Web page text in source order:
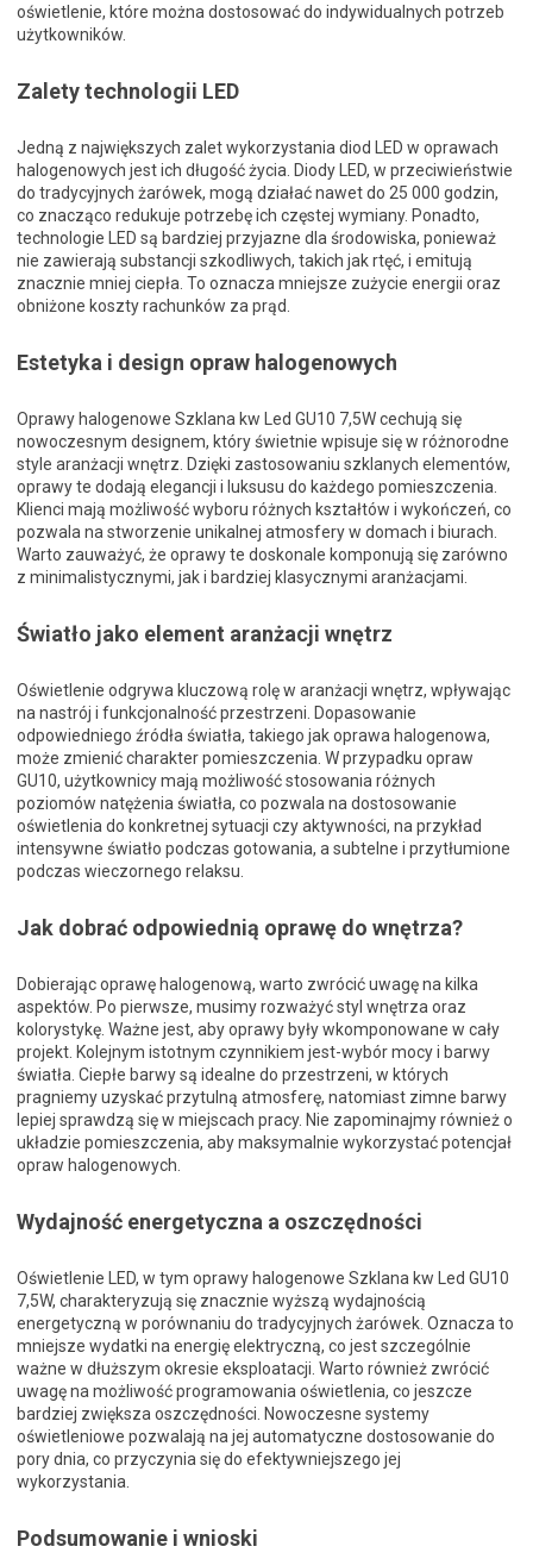
oświetlenie, które można dostosować do indywidualnych potrzeb
użytkowników.
Zalety technologii LED
Jedną z największych zalet wykorzystania diod LED w oprawach
halogenowych jest ich długość życia. Diody LED, w przeciwieństwie
do tradycyjnych żarówek, mogą działać nawet do 25 000 godzin,
co znacząco redukuje potrzebę ich częstej wymiany. Ponadto,
technologie LED są bardziej przyjazne dla środowiska, ponieważ
nie zawierają substancji szkodliwych, takich jak rtęć, i emitują
znacznie mniej ciepła. To oznacza mniejsze zużycie energii oraz
obniżone koszty rachunków za prąd.
Estetyka i design opraw halogenowych
Oprawy halogenowe Szklana kw Led GU10 7,5W cechują się
nowoczesnym designem, który świetnie wpisuje się w różnorodne
style aranżacji wnętrz. Dzięki zastosowaniu szklanych elementów,
oprawy te dodają elegancji i luksusu do każdego pomieszczenia.
Klienci mają możliwość wyboru różnych kształtów i wykończeń, co
pozwala na stworzenie unikalnej atmosfery w domach i biurach.
Warto zauważyć, że oprawy te doskonale komponują się zarówno
z minimalistycznymi, jak i bardziej klasycznymi aranżacjami.
Światło jako element aranżacji wnętrz
Oświetlenie odgrywa kluczową rolę w aranżacji wnętrz, wpływając
na nastrój i funkcjonalność przestrzeni. Dopasowanie
odpowiedniego źródła światła, takiego jak oprawa halogenowa,
może zmienić charakter pomieszczenia. W przypadku opraw
GU10, użytkownicy mają możliwość stosowania różnych
poziomów natężenia światła, co pozwala na dostosowanie
oświetlenia do konkretnej sytuacji czy aktywności, na przykład
intensywne światło podczas gotowania, a subtelne i przytłumione
podczas wieczornego relaksu.
Jak dobrać odpowiednią oprawę do wnętrza?
Dobierając oprawę halogenową, warto zwrócić uwagę na kilka
aspektów. Po pierwsze, musimy rozważyć styl wnętrza oraz
kolorystykę. Ważne jest, aby oprawy były wkomponowane w cały
projekt. Kolejnym istotnym czynnikiem jest-wybór mocy i barwy
światła. Ciepłe barwy są idealne do przestrzeni, w których
pragniemy uzyskać przytulną atmosferę, natomiast zimne barwy
lepiej sprawdzą się w miejscach pracy. Nie zapominajmy również o
układzie pomieszczenia, aby maksymalnie wykorzystać potencjał
opraw halogenowych.
Wydajność energetyczna a oszczędności
Oświetlenie LED, w tym oprawy halogenowe Szklana kw Led GU10
7,5W, charakteryzują się znacznie wyższą wydajnością
energetyczną w porównaniu do tradycyjnych żarówek. Oznacza to
mniejsze wydatki na energię elektryczną, co jest szczególnie
ważne w dłuższym okresie eksploatacji. Warto również zwrócić
uwagę na możliwość programowania oświetlenia, co jeszcze
bardziej zwiększa oszczędności. Nowoczesne systemy
oświetleniowe pozwalają na jej automatyczne dostosowanie do
pory dnia, co przyczynia się do efektywniejszego jej
wykorzystania.
Podsumowanie i wnioski